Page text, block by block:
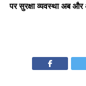
पर सुरक्षा व्यवस्था अब